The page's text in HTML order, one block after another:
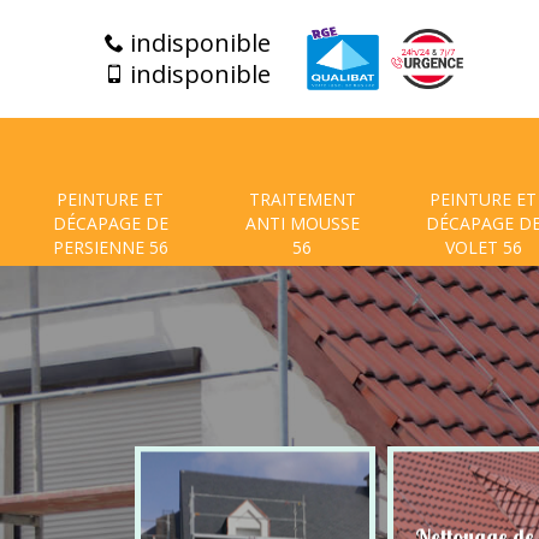
indisponible
indisponible
PEINTURE ET
DÉCAPAGE DE
PERSIENNE 56
TRAITEMENT
ANTI MOUSSE
56
PEINTURE ET
DÉCAPAGE
VOLET 56